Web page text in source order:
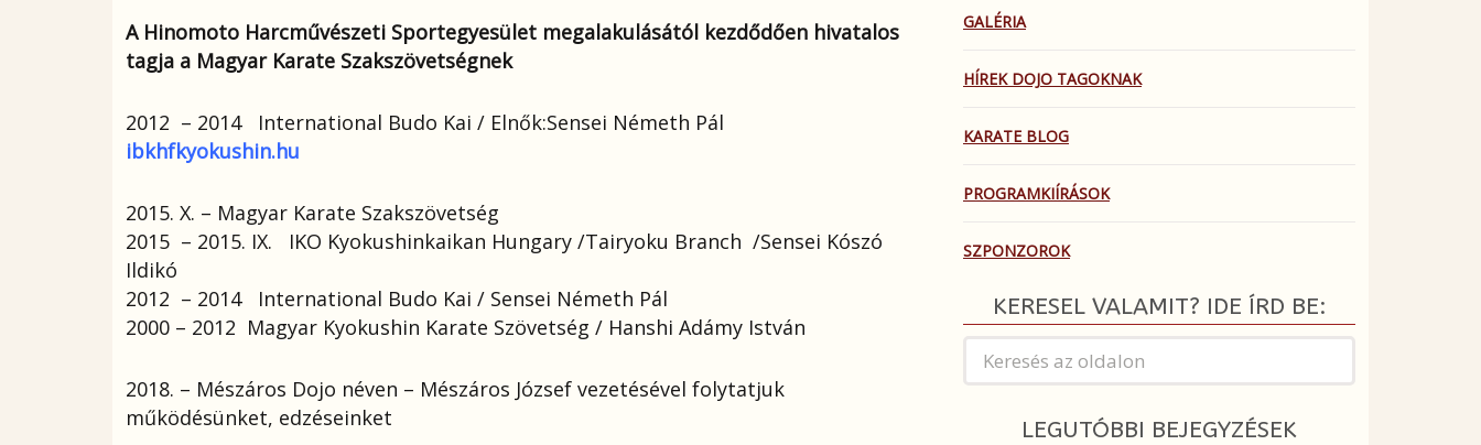
A Hinomoto Harcművészeti Sportegyesület megalakulásától kezdődően hivatalos
tagja a Magyar Karate Szakszövetségnek
2012 – 2014 International Budo Kai / Elnők:Sensei Németh Pál
ibkhfkyokushin.hu
2015. X. – Magyar Karate Szakszövetség
2015 – 2015. IX. IKO Kyokushinkaikan Hungary /Tairyoku Branch /Sensei Kószó
Ildikó
2012 – 2014 International Budo Kai / Sensei Németh Pál
2000 – 2012 Magyar Kyokushin Karate Szövetség / Hanshi Adámy István
2018. – Mészáros Dojo néven – Mészáros József vezetésével folytatjuk
működésünket, edzéseinket
GALÉRIA
HÍREK DOJO TAGOKNAK
KARATE BLOG
PROGRAMKIÍRÁSOK
SZPONZOROK
KERESEL VALAMIT? IDE ÍRD BE:
LEGUTÓBBI BEJEGYZÉSEK